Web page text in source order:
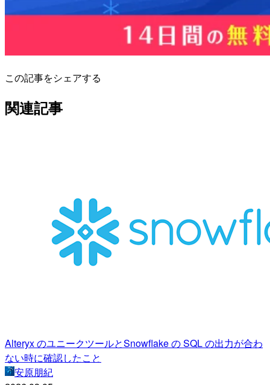
この記事をシェアする
関連記事
Alteryx のユニークツールとSnowflake の SQL の出力が合わ
ない時に確認したこと
安原朋紀